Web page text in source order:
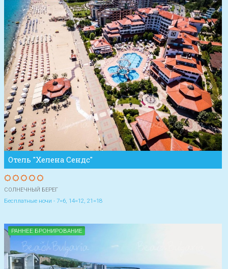
Отель "Хелена Сендс"
СОЛНЕЧНЫЙ БЕРЕГ
Бесплатные ночи - 7=6, 14=12, 21=18
РАННЕЕ БРОНИРОВАНИЕ